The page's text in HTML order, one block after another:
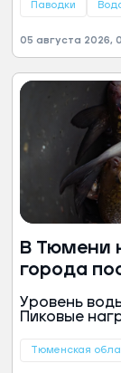
угроза
Паводки
05 августа 2026,
В Тюмени
города
Уровень
Пиковые
предстоит
Тюменская